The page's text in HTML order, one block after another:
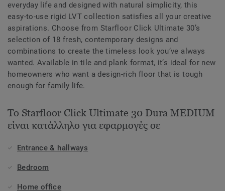
everyday life and designed with natural simplicity, this
easy-to-use rigid LVT collection satisfies all your creative
aspirations. Choose from Starfloor Click Ultimate 30’s
selection of 18 fresh, contemporary designs and
combinations to create the timeless look you’ve always
wanted. Available in tile and plank format, it’s ideal for new
homeowners who want a design-rich floor that is tough
enough for family life.
Το Starfloor Click Ultimate 30 Dura MEDIUM
είναι κατάλληλο για εφαρμογές σε
Entrance & hallways
Bedroom
Home office